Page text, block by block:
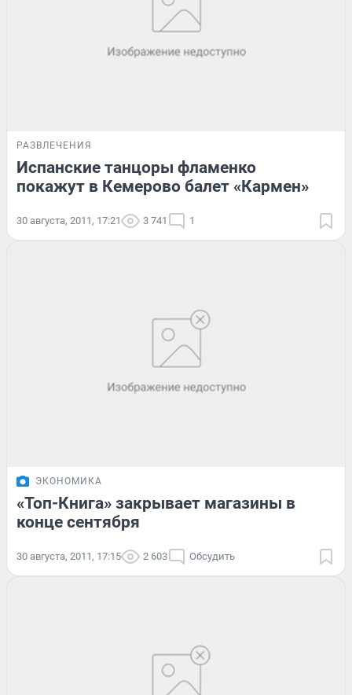
РАЗВЛЕЧЕНИЯ
Испанские танцоры фламенко
покажут в Кемерово балет «Кармен»
30 августа, 2011, 17:21 3 741 1
ЭКОНОМИКА
«Топ-Книга» закрывает магазины в
конце сентября
30 августа, 2011, 17:15 2 603 Обсудить